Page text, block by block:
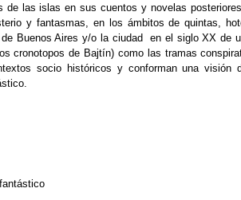
de las islas en sus cuentos y novelas
y fantasmas, en los ámbitos de quintas,
Buenos Aires y/o la ciudad en el siglo XX de
cronotopos de Bajtín) como las tramas
socio históricos y conforman una visión